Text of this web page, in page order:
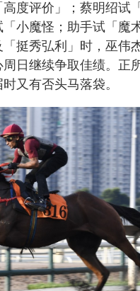
度评价」；蔡明绍试
小魔怪；助手试「魔
「挺秀弘利」时，巫伟
日继续争取佳绩。正
又有否头马落袋。